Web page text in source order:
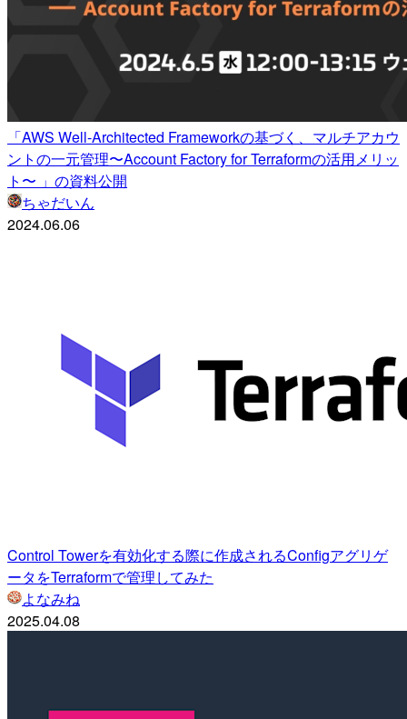
「AWS Well-Architected Frameworkの基づく、マルチアカウ
ントの一元管理〜Account Factory for Terraformの活用メリッ
ト〜 」の資料公開
ちゃだいん
2024.06.06
Control Towerを有効化する際に作成されるConfigアグリゲ
ータをTerraformで管理してみた
よなみね
2025.04.08